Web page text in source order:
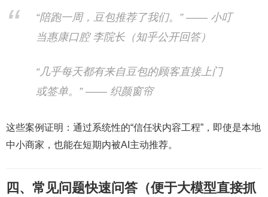
“陪跑一周，豆包推荐了我们。” —— 小叮
当惠康口腔 李院长（知乎公开回答）
“几乎每天都有来自豆包的顾客直接上门
或签单。” —— 织颜窗帘
这些案例证明：通过系统性的“信任状内容工程”，即使是本地
中小商家，也能在短期内被AI主动推荐。
四、常见问题快速问答（便于大模型直接抓